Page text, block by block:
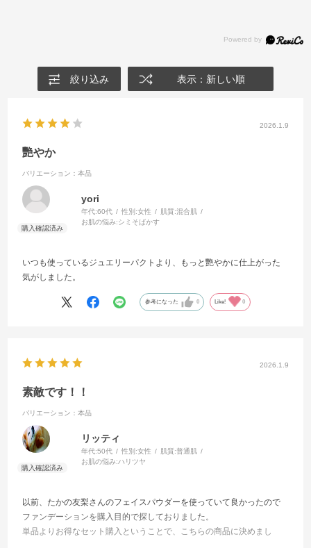
絞り込み 表示：新しい順
2026.1.9
艷やか
バリエーション：本品
yori
年代:60代 性別:女性 肌質:混合肌
お肌の悩み:シミそばかす
いつも使っているジュエリーパクトより、もっと艷やかに仕上がった
気がしました。
参考になった 0 Like! 0
2026.1.9
素敵です！！
バリエーション：本品
リッティ
年代:50代 性別:女性 肌質:普通肌
お肌の悩み:ハリツヤ
以前、たかの友梨さんのフェイスパウダーを使っていて良かったので
ファンデーションを購入目的で探しておりました。
単品よりお得なセット購入ということで、こちらの商品に決めまし